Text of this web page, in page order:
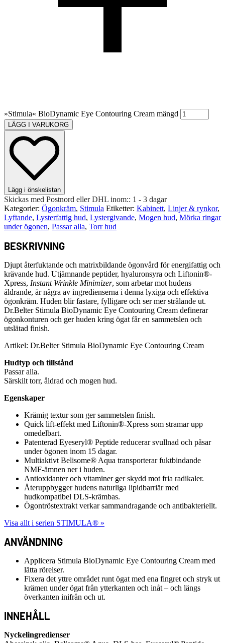
»Stimula« BioDynamic Eye Contouring Cream mängd
LÄGG I VARUKORG
Lägg i önskelistan
Skickas med Postnord eller DHL inom:: 1 - 3 dagar
Kategorier: Ögonkräm, Stimula Etiketter: Kabinett, Linjer & rynkor,
Lyftande, Lysterfattig hud, Lystergivande, Mogen hud, Mörka ringar
under ögonen, Passar alla, Torr hud
BESKRIVNING
Djupt återfuktande och matrixbildande ögonvård för energifattig och
krävande hud. Utjämnande peptider, hyaluronsyra och Liftonin®-
Xpress, Instant Wrinkle Minimizer, som arbetar mot hudens
åldrande, är några av ingredienserna i denna lyxiga och effektiva
ögonkräm. Huden blir fastare, fylligare och ser mer strålande ut.
Dr.Belter Stimula BioDynamic Eye Contouring Cream definerar
ögonkonturen och ger huden kring ögat får en sammetslen och
utslätad finish.
Artikel: Dr.Belter Stimula BioDynamic Eye Contouring Cream
Hudtyp och tillstånd
Passar alla.
Särskilt torr, åldrad och mogen hud.
Egenskaper
Krämig textur som ger sammetslen finish.
Quick lift-effekt med Liftonin®-Xpress som stramar upp
omedelbart.
Patenterad Eyeseryl® Peptide reducerar svullnad och påsar
under ögonen inom 15 dagar.
Multiaktivt Belisome® Aqua transporterar fuktbindande
NMF-ämnen ner i huden.
Antioxidanter och vitaminer ger skydd mot fria radikaler.
Återuppbygger hudens naturliga lipidbarriär med
hudkompatibel DLS-krämbas.
Ögontröstextrakt verkar sammandragande och antibakteriellt.
Visa allt i serien STIMULA® »
ANVÄNDNING
Applicera Stimula BioDynamic Eye Contouring Cream med
lätta rörelser.
Fixera det yttre området runt ögat med ena fingret och stryk ut
krämen under ögat från ytterkanten och inåt – och längs
överkanten inifrån och ut.
INNEHÅLL
Nyckelingredienser